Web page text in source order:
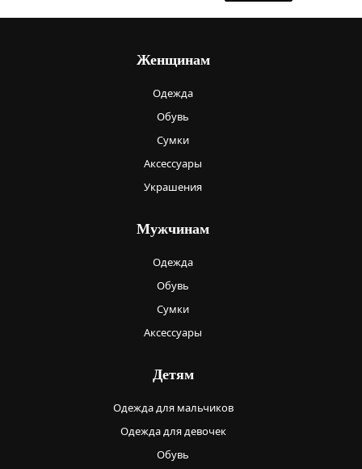
Женщинам
Одежда
Обувь
Сумки
Аксессуары
Украшения
Мужчинам
Одежда
Обувь
Сумки
Аксессуары
Детям
Одежда для мальчиков
Одежда для девочек
Обувь